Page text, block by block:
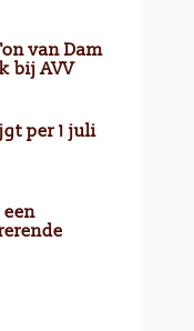
van Dam
bij AVV
per 1 juli
een